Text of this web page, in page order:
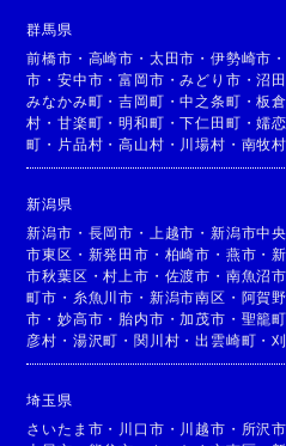
群馬県
前橋市 ・ 高崎市 ・ 太田市 ・伊勢崎市
市 ・安中市 ・富岡市 ・みどり市 ・沼
みなかみ町 ・吉岡町 ・中之条町 ・板
村 ・甘楽町 ・明和町 ・下仁田町 ・嬬
町 ・ 片品村 ・高山村 ・ 川場村 ・ 南牧村
新潟県
新潟市 ・ 長岡市 ・ 上越市 ・新潟市中
市東区 ・ 新発田市 ・ 柏崎市 ・ 燕市 ・
市秋葉区 ・村上市 ・ 佐渡市 ・ 南魚沼市
町市 ・ 糸魚川市 ・ 新潟市南区 ・ 阿賀
市 ・妙高市 ・ 胎内市 ・加茂市 ・ 聖籠町
彦村 ・ 湯沢町 ・関川村 ・出雲崎町 ・
埼玉県
さいたま市 ・ 川口市 ・ 川越市 ・ 所沢市